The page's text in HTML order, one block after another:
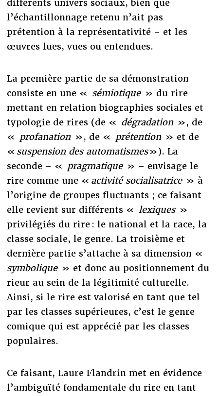
différents univers sociaux, bien que
l’échantillonnage retenu n’ait pas
prétention à la représentativité – et les
œuvres lues, vues ou entendues.
La première partie de sa démonstration
consiste en une « sémiotique » du rire
mettant en relation biographies sociales et
typologie de rires (de « dégradation », de
« profanation », de « prétention » et de
« suspension des automatismes»). La
seconde – « pragmatique » – envisage le
rire comme une « activité socialisatrice » à
l’origine de groupes fluctuants ; ce faisant
elle revient sur différents « lexiques »
privilégiés du rire : le national et la race, la
classe sociale, le genre. La troisième et
dernière partie s’attache à sa dimension «
symbolique » et donc au positionnement du
rieur au sein de la légitimité culturelle.
Ainsi, si le rire est valorisé en tant que tel
par les classes supérieures, c’est le genre
comique qui est apprécié par les classes
populaires.
Ce faisant, Laure Flandrin met en évidence
l’ambiguïté fondamentale du rire en tant